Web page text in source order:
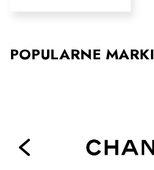
ma
Opcje
można
POPULARNE MARKI